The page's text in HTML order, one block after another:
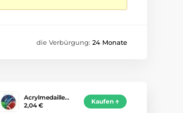
die Verbürgung: 24 Monate
Acrylmedaille…
2,04 €
Kaufen